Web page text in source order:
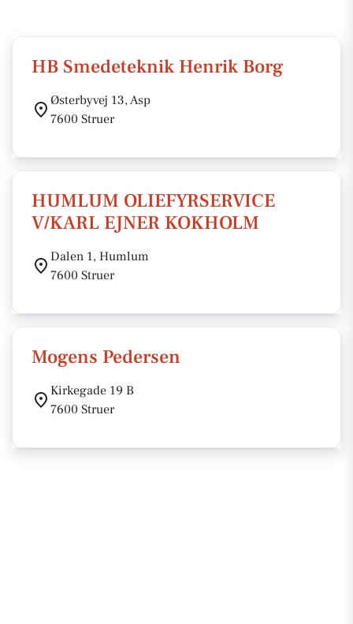
HB Smedeteknik Henrik Borg
Østerbyvej 13, Asp
7600 Struer
HUMLUM OLIEFYRSERVICE
V/KARL EJNER KOKHOLM
Dalen 1, Humlum
7600 Struer
Mogens Pedersen
Kirkegade 19 B
7600 Struer